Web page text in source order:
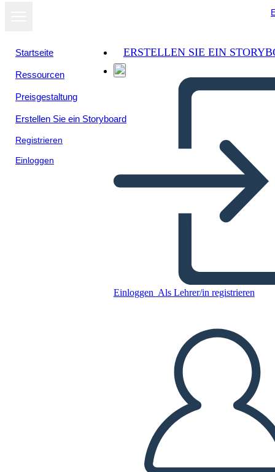
Startseite
Ressourcen
Preisgestaltung
Erstellen Sie ein Storyboard
Registrieren
Einloggen
ERSTELLEN SIE EIN
Einloggen Als Lehrer/in registrieren
Geografia Della Cina Antica
Kopieren Sie dieses Storyboard
ERSTELLEN SIE EIN STORYBOARD
DIASHOW ABSPIELEN
LIES MIR VOR